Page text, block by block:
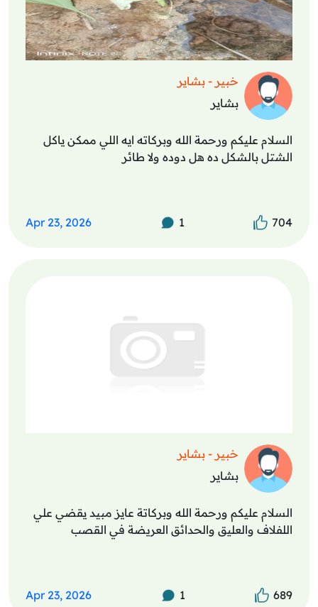
خبير - بشاير
بشاير
السلام عليكم ورحمة الله وبركاته ايه اللي ممكن ياكل
الشتل بالشكل ده هل دوده ولا طائر
704
1
Apr 23, 2026
خبير - بشاير
بشاير
السلام عليكم ورحمة الله وبركاتة عايز مبيد يقضي علي
اللفلاف والعليق والحدائق العريضة في القصب
689
1
Apr 23, 2026